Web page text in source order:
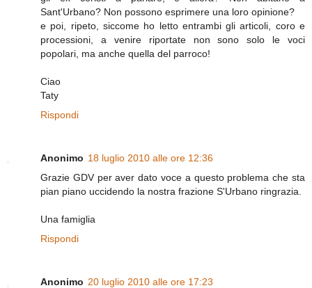
Sant'Urbano? Non possono esprimere una loro opinione?
e poi, ripeto, siccome ho letto entrambi gli articoli, coro e
processioni, a venire riportate non sono solo le voci
popolari, ma anche quella del parroco!
Ciao
Taty
Rispondi
Anonimo 18 luglio 2010 alle ore 12:36
Grazie GDV per aver dato voce a questo problema che sta
pian piano uccidendo la nostra frazione S'Urbano ringrazia.
Una famiglia
Rispondi
Anonimo 20 luglio 2010 alle ore 17:23